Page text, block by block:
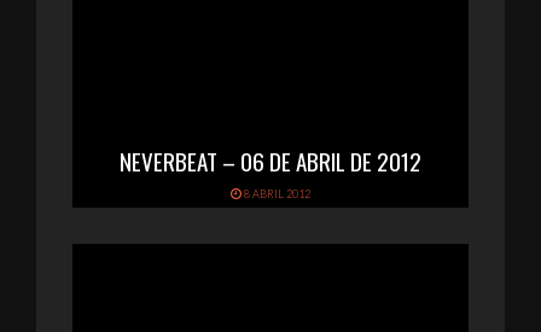
NEVERBEAT – 06 DE ABRIL DE 2012
8 ABRIL 2012